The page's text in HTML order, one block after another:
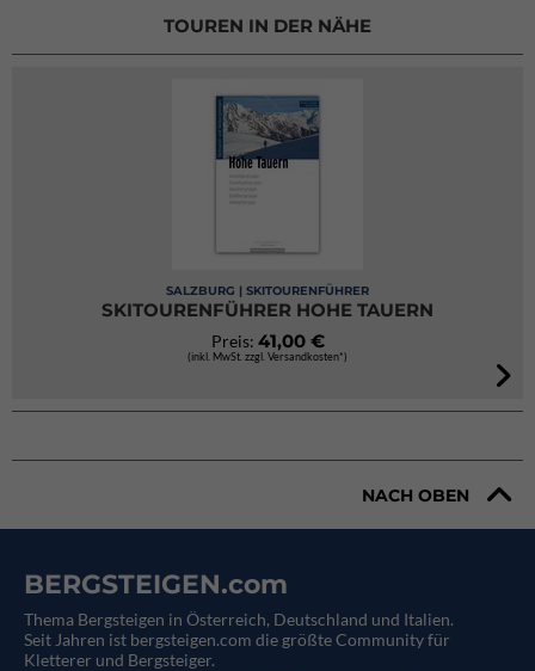
TOUREN IN DER NÄHE
SALZBURG | SKITOURENFÜHRER
SKITOURENFÜHRER HOHE TAUERN
Preis: 41,00 €
(inkl. MwSt. zzgl. Versandkosten*)
NACH OBEN
BERGSTEIGEN.com
Thema Bergsteigen in Österreich, Deutschland und Italien.
Seit Jahren ist bergsteigen.com die größte Community für
Kletterer und Bergsteiger.